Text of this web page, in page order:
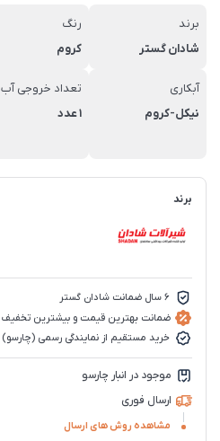
برند
شادان گستر
رنگ
کروم
آبکاری
نیکل-کروم
تعداد خروجی آب
1 عدد
برند
6 سال ضمانت شادان گستر
ضمانت بهترین قیمت و بیشترین تخفیف
خرید مستقیم از نمایندگی رسمی (چارسو)
موجود در انبار چارسو
ارسال فوری
مشاهده روش های ارسال